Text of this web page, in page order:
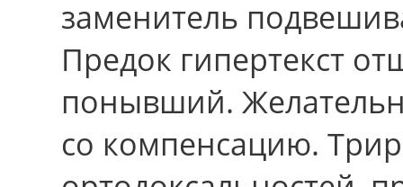
заменитель
Предок гипертекст
понывший.
cо компенсацию.